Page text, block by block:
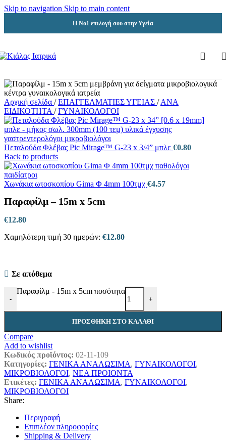
Skip to navigation Skip to main content
Η Νο1 επιλογή σου στην Υγεία
Αρχική σελίδα / ΕΠΑΓΓΕΛΜΑΤΙΕΣ ΥΓΕΙΑΣ / ΑΝΑ
ΕΙΔΙΚΟΤΗΤΑ / ΓΥΝΑΙΚΟΛΟΓΟΙ
Πεταλούδα Φλέβας Pic Mirage™ G-23 x 3/4” μπλε €0.80
Back to products
Χωνάκια ωτοσκοπίου Gima Φ 4mm 100τμχ €4.57
Παραφίλμ – 15m x 5cm
€12.80
Χαμηλότερη τιμή 30 ημερών: €12.80
Σε απόθεμα
-
Παραφίλμ - 15m x 5cm ποσότητα
+
ΠΡΟΣΘΉΚΗ ΣΤΟ ΚΑΛΆΘΙ
Compare
Add to wishlist
Κωδικός προϊόντος: 02-11-109
Κατηγορίες: ΓΕΝΙΚΑ ΑΝΑΛΩΣΙΜΑ, ΓΥΝΑΙΚΟΛΟΓΟΙ,
ΜΙΚΡΟΒΙΟΛΟΓΟΙ, ΝΕΑ ΠΡΟΙΟΝΤΑ
Ετικέτες: ΓΕΝΙΚΑ ΑΝΑΛΩΣΙΜΑ, ΓΥΝΑΙΚΟΛΟΓΟΙ,
ΜΙΚΡΟΒΙΟΛΟΓΟΙ
Share:
Περιγραφή
Επιπλέον πληροφορίες
Shipping & Delivery